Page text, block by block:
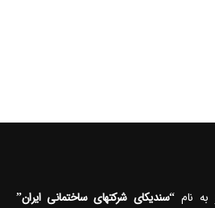
به نام“سندیکای شرکتهای ساختمانی ایران”